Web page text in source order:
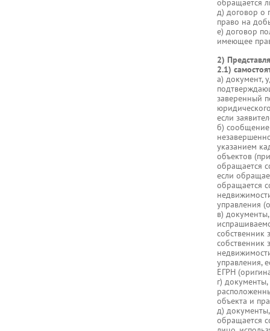
обращается
д) договор о
право на
е) договор
имеющее
2)
2.1)
а) документ,
заверенный
если
б) сообщение
указанием
объектов
обращается
если
обращается
управления
в)
собственник
собственник
управления,
ЕГРН
г)
объекта и
д)
обращается